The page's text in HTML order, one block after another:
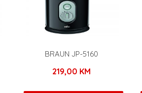
BRAUN JP-5160
219,00 KM